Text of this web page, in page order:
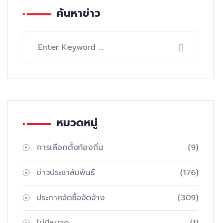
ค้นหาข่าว
หมวดหมู่
การเลือกตั้งท้องถิ่น (9)
ข่าวประชาสัมพันธ์ (176)
ประกาศจัดซื้อจัดจ้าง (309)